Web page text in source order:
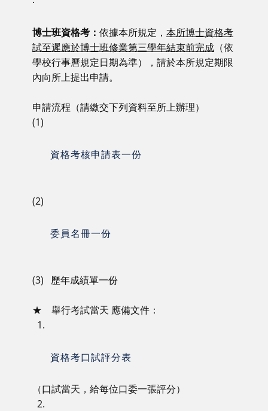
博士班資格考： 依據本所規定， 本所博士資格考
試至遲應於博士班修業第三學年結束前完成 （依
學校行事曆規定日期為準），請於本所規定期限
內向所上提出申請。
申請流程（請繳交下列資料至所上辦理）
(1)
資格考核申請表一份
(2)
委員名冊一份
(3) 歷年成績單一份
★ 舉行考試當天 應備文件：
1.
資格考口試評分表
（口試當天，給每位口委一張評分）
2.